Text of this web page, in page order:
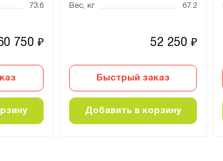
73.6
750 ₽
Вес, кг
67.2
52 250 ₽
Быстрый заказ
Добавить в корзину